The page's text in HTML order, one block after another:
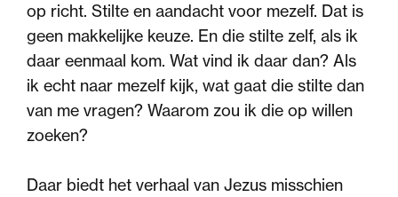
op richt. Stilte en aandacht voor mezelf. Dat is
geen makkelijke keuze. En die stilte zelf, als ik
daar eenmaal kom. Wat vind ik daar dan? Als
ik echt naar mezelf kijk, wat gaat die stilte dan
van me vragen? Waarom zou ik die op willen
zoeken?
Daar biedt het verhaal van Jezus misschien